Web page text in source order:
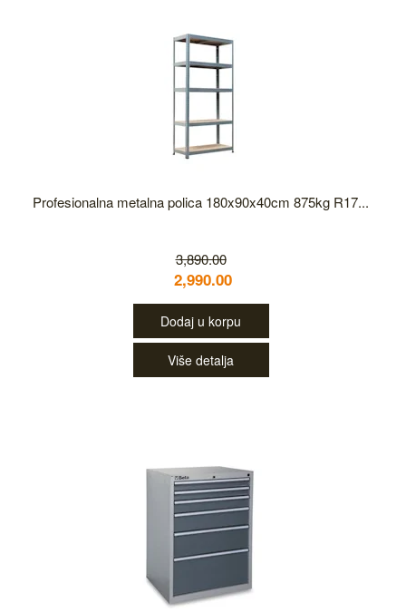
Profesionalna metalna polica 180x90x40cm 875kg R17...
3,890.00
2,990.00
Dodaj u korpu
Više detalja